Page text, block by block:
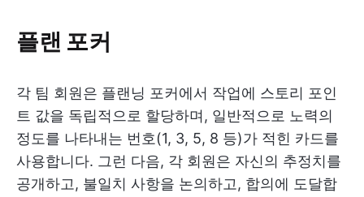
플랜 포커
각 팀 회원은 플랜닝 포커에서 작업에 스토리 포인
트 값을 독립적으로 할당하며, 일반적으로 노력의
정도를 나타내는 번호(1, 3, 5, 8 등)가 적힌 카드를
사용합니다. 그런 다음, 각 회원은 자신의 추정치를
공개하고, 불일치 사항을 논의하고, 합의에 도달합